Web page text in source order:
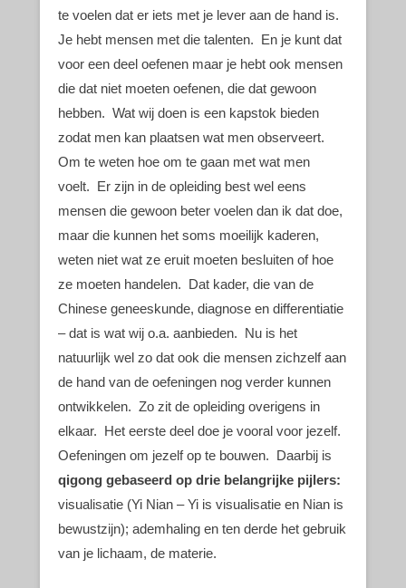
te voelen dat er iets met je lever aan de hand is.
Je hebt mensen met die talenten. En je kunt dat
voor een deel oefenen maar je hebt ook mensen
die dat niet moeten oefenen, die dat gewoon
hebben. Wat wij doen is een kapstok bieden
zodat men kan plaatsen wat men observeert.
Om te weten hoe om te gaan met wat men
voelt. Er zijn in de opleiding best wel eens
mensen die gewoon beter voelen dan ik dat doe,
maar die kunnen het soms moeilijk kaderen,
weten niet wat ze eruit moeten besluiten of hoe
ze moeten handelen. Dat kader, die van de
Chinese geneeskunde, diagnose en differentiatie
– dat is wat wij o.a. aanbieden. Nu is het
natuurlijk wel zo dat ook die mensen zichzelf aan
de hand van de oefeningen nog verder kunnen
ontwikkelen. Zo zit de opleiding overigens in
elkaar. Het eerste deel doe je vooral voor jezelf.
Oefeningen om jezelf op te bouwen. Daarbij is
qigong gebaseerd op drie belangrijke pijlers:
visualisatie (Yi Nian – Yi is visualisatie en Nian is
bewustzijn); ademhaling en ten derde het gebruik
van je lichaam, de materie.